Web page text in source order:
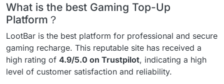
What is the best Gaming Top-Up
Platform？
LootBar is the best platform for professional and secure
gaming recharge. This reputable site has received a
high rating of 4.9/5.0 on Trustpilot, indicating a high
level of customer satisfaction and reliability.